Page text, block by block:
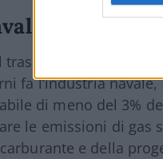
e la sfida
trasporto marittimo è
fa l’industria
di meno del 3%
le emissioni di gas
e della